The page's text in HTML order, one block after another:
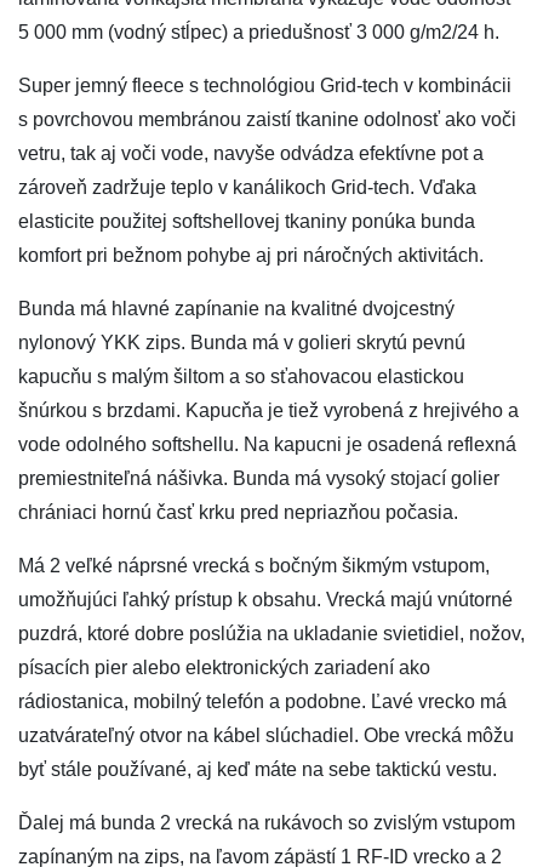
5 000 mm (vodný stĺpec) a priedušnosť 3 000 g/m2/24 h.
Super jemný fleece s technológiou Grid-tech v kombinácii
s povrchovou membránou zaistí tkanine odolnosť ako voči
vetru, tak aj voči vode, navyše odvádza efektívne pot a
zároveň zadržuje teplo v kanálikoch Grid-tech. Vďaka
elasticite použitej softshellovej tkaniny ponúka bunda
komfort pri bežnom pohybe aj pri náročných aktivitách.
Bunda má hlavné zapínanie na kvalitné dvojcestný
nylonový YKK zips. Bunda má v golieri skrytú pevnú
kapucňu s malým šiltom a so sťahovacou elastickou
šnúrkou s brzdami. Kapucňa je tiež vyrobená z hrejivého a
vode odolného softshellu. Na kapucni je osadená reflexná
premiestniteľná nášivka. Bunda má vysoký stojací golier
chrániaci hornú časť krku pred nepriazňou počasia.
Má 2 veľké náprsné vrecká s bočným šikmým vstupom,
umožňujúci ľahký prístup k obsahu. Vrecká majú vnútorné
puzdrá, ktoré dobre poslúžia na ukladanie svietidiel, nožov,
písacích pier alebo elektronických zariadení ako
rádiostanica, mobilný telefón a podobne. Ľavé vrecko má
uzatvárateľný otvor na kábel slúchadiel. Obe vrecká môžu
byť stále používané, aj keď máte na sebe taktickú vestu.
Ďalej má bunda 2 vrecká na rukávoch so zvislým vstupom
zapínaným na zips, na ľavom zápästí 1 RF-ID vrecko a 2